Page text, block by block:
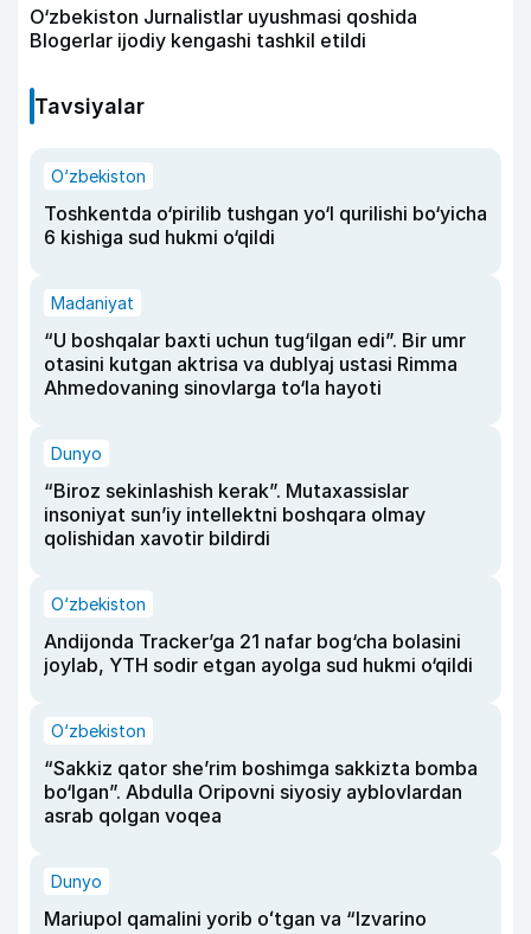
O‘zbekiston Jurnalistlar uyushmasi qoshida
Blogerlar ijodiy kengashi tashkil etildi
Tavsiyalar
O‘zbekiston
Toshkentda o‘pirilib tushgan yo‘l qurilishi bo‘yicha
6 kishiga sud hukmi o‘qildi
Madaniyat
“U boshqalar baxti uchun tug‘ilgan edi”. Bir umr
otasini kutgan aktrisa va dublyaj ustasi Rimma
Ahmedovaning sinovlarga to‘la hayoti
Dunyo
“Biroz sekinlashish kerak”. Mutaxassislar
insoniyat sun’iy intellektni boshqara olmay
qolishidan xavotir bildirdi
O‘zbekiston
Andijonda Tracker’ga 21 nafar bog‘cha bolasini
joylab, YTH sodir etgan ayolga sud hukmi o‘qildi
O‘zbekiston
“Sakkiz qator she’rim boshimga sakkizta bomba
bo‘lgan”. Abdulla Oripovni siyosiy ayblovlardan
asrab qolgan voqea
Dunyo
Mariupol qamalini yorib oʻtgan va “Izvarino